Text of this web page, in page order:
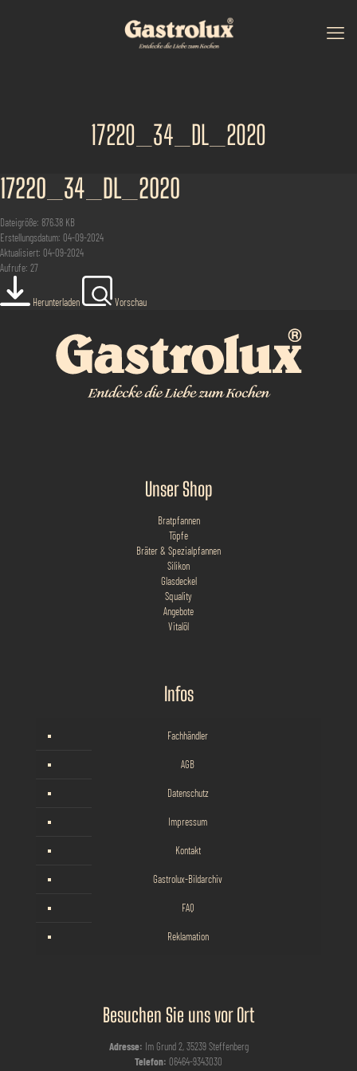
17220_34_DL_2020
17220_34_DL_2020
Dateigröße: 876.38 KB
Erstellungsdatum: 04-09-2024
Aktualisiert: 04-09-2024
Aufrufe: 27
Herunterladen Vorschau
Unser Shop
Bratpfannen
Töpfe
Bräter & Spezialpfannen
Silikon
Glasdeckel
Squality
Angebote
Vitalöl
Infos
Fachhändler
AGB
Datenschutz
Impressum
Kontakt
Gastrolux-Bildarchiv
FAQ
Reklamation
Besuchen Sie uns vor Ort
Adresse: Im Grund 2, 35239 Steffenberg
Telefon: 06464-9343030